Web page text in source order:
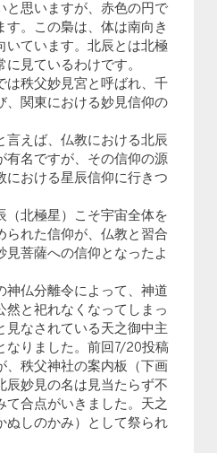
思いますが、赤色の円で
す。この梟は、体は南向き
いています。北辰とは北極
見ているわけです。
は秩父妙見宮と呼ばれ、千
、関東における妙見信仰の
言えば、仏教における北辰
有名ですが、その信仰の源
における星辰信仰に行きつ
（北極星）こそ宇宙全体を
られた信仰が、仏教と習合
見菩薩への信仰となったよ
神仏分離令によって、神道
然と祀れなくなってしまっ
見なされている天之御中主
なりました。前回7/20投稿
、秩父神社の案内板（下画
辰妙見の名は見当たらず不
て合点がいきました。天之
ぬしのかみ）として祭られ